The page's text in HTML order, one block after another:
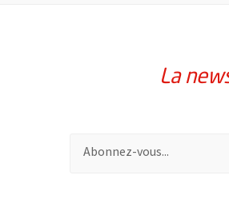
La
Pour vous inscrire à la